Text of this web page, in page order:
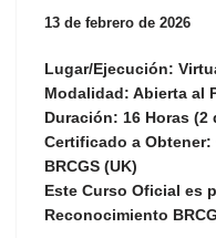
13 de febrero de 2026
Lugar/Ejecución:
Modalidad: Abierta al
Duración: 16 Horas (2
Certificado a Obtener:
BRCGS (UK)
Este Curso Oficial es
Reconocimiento